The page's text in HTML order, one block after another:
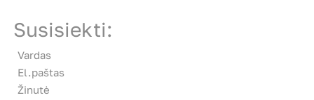
Susisiekti:
Vardas
El.paštas
Žinutė